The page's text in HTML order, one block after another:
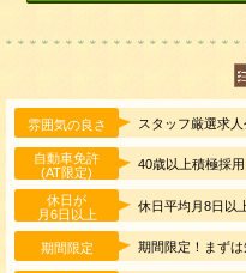
雰囲気の良さ スタッフ厳選求人
自動車免許
(AT限定)
40歳以上積極採
休日が
月6日以上
休日平均月8日以
期間限定 期間限定！まず